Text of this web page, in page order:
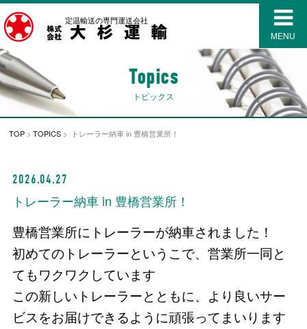
定温輸送の専門運送会社
Topics
トピックス
TOP >TOPICS > トレーラー納車 in 豊橋営業所！
2026.04.27
トレーラー納車 in 豊橋営業所！
豊橋営業所にトレーラーが納車されました！
初めてのトレーラーというこで、営業所一同と
てもワクワクしています
この新しいトレーラーとともに、より良いサー
ビスをお届けできるように頑張ってまいります
MENU